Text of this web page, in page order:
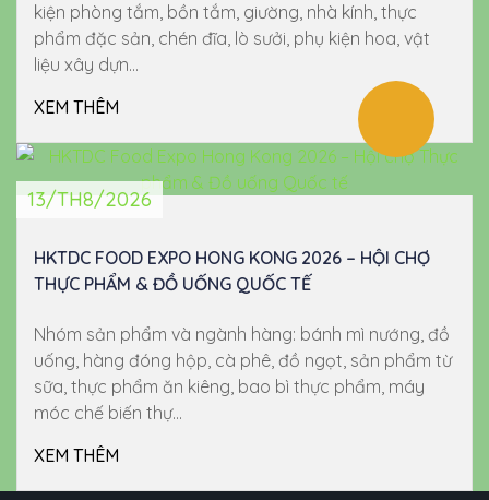
kiện phòng tắm, bồn tắm, giường, nhà kính, thực
phẩm đặc sản, chén đĩa, lò sưởi, phụ kiện hoa, vật
liệu xây dựn...
XEM THÊM
13/TH8/2026
HKTDC FOOD EXPO HONG KONG 2026 – HỘI CHỢ
THỰC PHẨM & ĐỒ UỐNG QUỐC TẾ
Nhóm sản phẩm và ngành hàng: bánh mì nướng, đồ
uống, hàng đóng hộp, cà phê, đồ ngọt, sản phẩm từ
sữa, thực phẩm ăn kiêng, bao bì thực phẩm, máy
móc chế biến thự...
XEM THÊM